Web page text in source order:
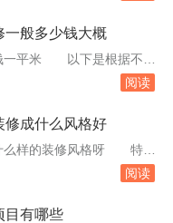
力材料，如四级历年真
级考试要求掌握约3000个
单词、阅读等方式来增加
一般多少钱大概
一平米 以下是根据不同
围：经济型装修：这种装
围大约在300-500元/平方
计上也相对简约。普通舒适
适合追求。80平米的...
阅读
修成什么风格好
么样的装修风格呀 特意
朋友们介绍有关中式装修
修的墙、。门窗对确定中
阅读
目有哪些